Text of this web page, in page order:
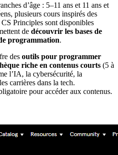
d’âge : 5–11 ans et 11 ans et
plusieurs cours inspirés des
Principles sont disponibles
de découvrir les bases de
programmation.
des outils pour programmer
riche en contenus courts (5 à
l’IA, la cybersécurité, la
carrières dans la tech.
pour accéder aux contenus.